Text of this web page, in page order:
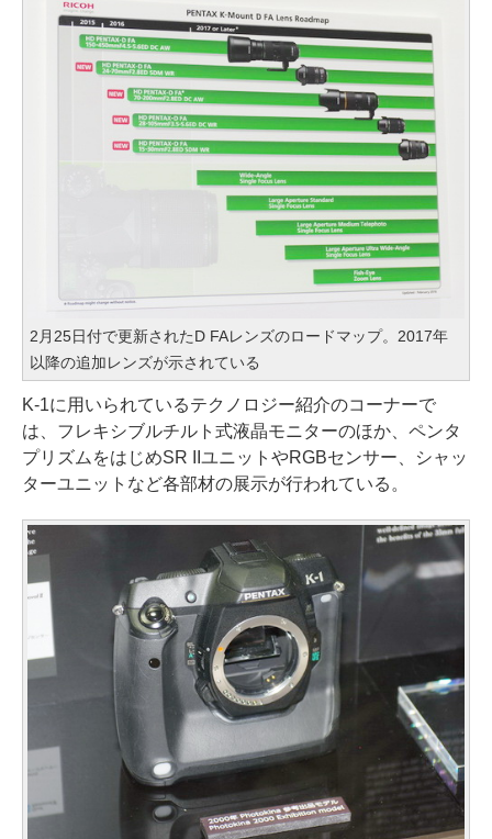
2月25日付で更新されたD FAレンズのロードマップ。2017年
以降の追加レンズが示されている
K-1に用いられているテクノロジー紹介のコーナーで
は、フレキシブルチルト式液晶モニターのほか、ペンタ
プリズムをはじめSR IIユニットやRGBセンサー、シャッ
ターユニットなど各部材の展示が行われている。